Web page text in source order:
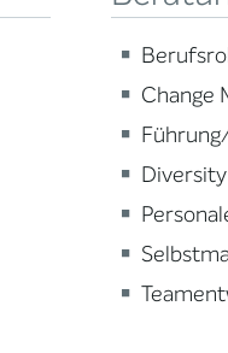
Change
Diversity